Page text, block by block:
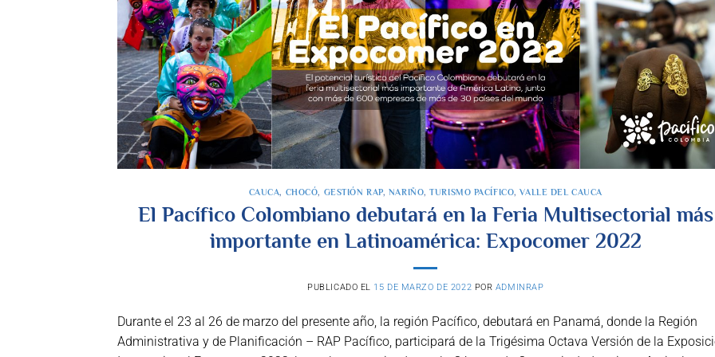
CAUCA, CHOCÓ, GESTIÓN RAP, NARIÑO,TURISMO PACÍFICO,VALLE DEL CAUCA
El Pacífico Colombiano debutará en la Feria Multisectorial más
importante en Latinoamérica: Expocomer 2022
PUBLICADO EL 15 DE MARZO DE 2022 POR ADMINRAP
Durante el 23 al 26 de marzo del presente año, la región Pacífico, debutará en Panamá, donde la Región
Administrativa y de Planificación – RAP Pacífico, participará de la Trigésima Octava Versión de la